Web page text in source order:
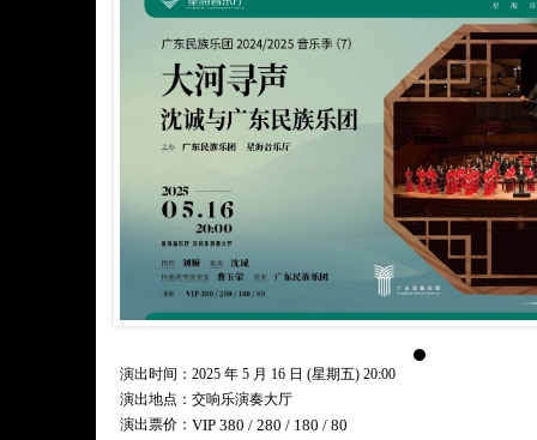
演出时间：2025 年 5 月 16 日 (星期五) 20:00
演出地点：交响乐演奏大厅
演出票价： VIP 380 / 280 / 180 / 80